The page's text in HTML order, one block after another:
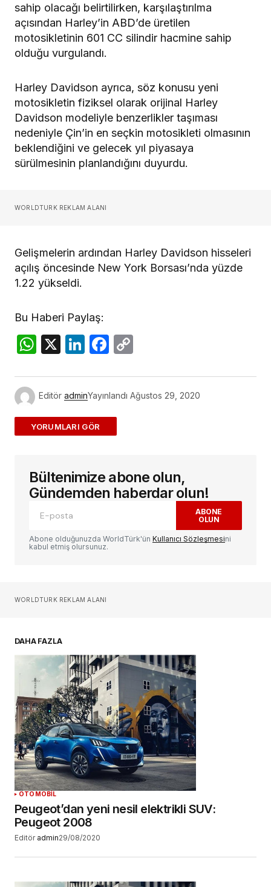
sahip olacağı belirtilirken, karşılaştırılma
açısından Harley’in ABD’de üretilen
motosikletinin 601 CC silindir hacmine sahip
olduğu vurgulandı.
Harley Davidson ayrıca, söz konusu yeni
motosikletin fiziksel olarak orijinal Harley
Davidson modeliyle benzerlikler taşıması
nedeniyle Çin’in en seçkin motosikleti olmasının
beklendiğini ve gelecek yıl piyasaya
sürülmesinin planlandığını duyurdu.
WORLDTURK REKLAM ALANI
Gelişmelerin ardından Harley Davidson hisseleri
açılış öncesinde New York Borsası’nda yüzde
1.22 yükseldi.
Bu Haberi Paylaş:
WhatsApp
X LinkedIn
Facebook
Editör adminYayınlandı Ağustos 29, 2020
ADD A COMMENT
E-posta adresiniz yayınlanmayacak.
alanlar*ile işaretlenmişlerdir
Yorum
Sizin adınız*
Daha sonraki yorumlarımda kullanılması için
adım, e-posta adresim ve site adresim bu
tarayıcıya kaydedilsin.
YORUM GÖNDER
Bültenimize abone olun,
Gündemden haberdar olun!
ABONE
OLUN
Abone olduğunuzda WorldTürk'ün Kullanıcı Sözleşmesini
kabul etmiş olursunuz.
WORLDTURK REKLAM ALANI
DAHA FAZLA
OTOMOBİL
Peugeot’dan yeni nesil elektrikli SUV:
Peugeot 2008
Editör admin29/08/2020